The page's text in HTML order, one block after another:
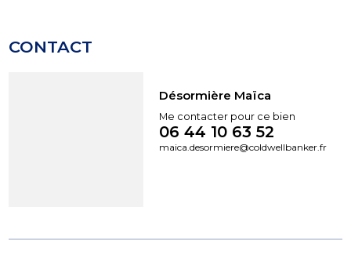
CONTACT
Désormière Maïca
Me contacter pour ce bien
06 44 10 63 52
maica.desormiere@coldwellbanker.fr